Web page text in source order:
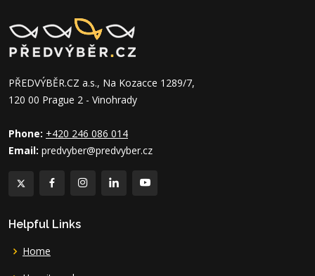
PŘEDVÝBĚR.CZ a.s., Na Kozacce 1289/7,
120 00 Prague 2 - Vinohrady
Phone: +420 246 086 014
Email: predvyber@predvyber.cz
Helpful Links
Home